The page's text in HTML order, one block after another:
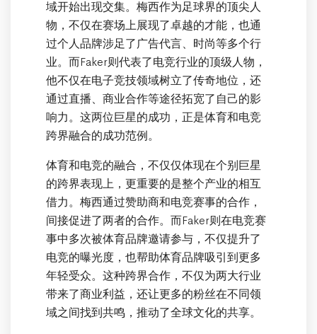
域开始出现交集。梅西作为足球界的顶尖人
物，不仅在赛场上展现了卓越的才能，也通
过个人品牌涉足了广告代言、时尚等多个行
业。而Faker则代表了电竞行业的顶级人物，
他不仅在电子竞技领域树立了传奇地位，还
通过直播、商业合作等途径拓宽了自己的影
响力。这两位巨星的成功，正是体育和电竞
跨界融合的成功范例。
体育和电竞的融合，不仅仅体现在个别巨星
的跨界表现上，更重要的是整个产业的相互
借力。梅西通过赞助商和电竞赛事的合作，
间接促进了两者的合作。而Faker则在电竞赛
事中多次被体育品牌邀请参与，不仅提升了
电竞的曝光度，也帮助体育品牌吸引到更多
年轻受众。这种跨界合作，不仅为两大行业
带来了商业利益，还让更多的粉丝在不同领
域之间找到共鸣，推动了全球文化的共享。